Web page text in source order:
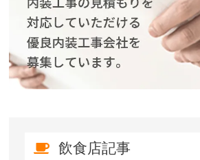
飲食店記事